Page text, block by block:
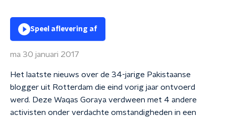
Speel aflevering af
ma 30 januari 2017
Het laatste nieuws over de 34-jarige Pakistaanse
blogger uit Rotterdam die eind vorig jaar ontvoerd
werd. Deze Waqas Goraya verdween met 4 andere
activisten onder verdachte omstandigheden in een